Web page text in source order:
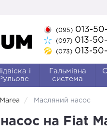
(095)013-
(097)013-
(073)013-
і
Гальмівна
система
Marea Масляний насос
на Fiat